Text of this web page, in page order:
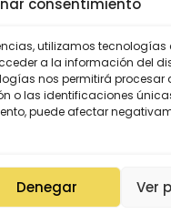
consentimiento
utilizamos
a la información del
nos permitirá procesar
o las identificaciones
puede afectar
Denegar Ver